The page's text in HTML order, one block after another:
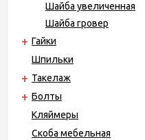
Шайба увеличенная
Шайба гровер
Гайки
Шпильки
Такелаж
Болты
Кляймеры
Скоба мебельная